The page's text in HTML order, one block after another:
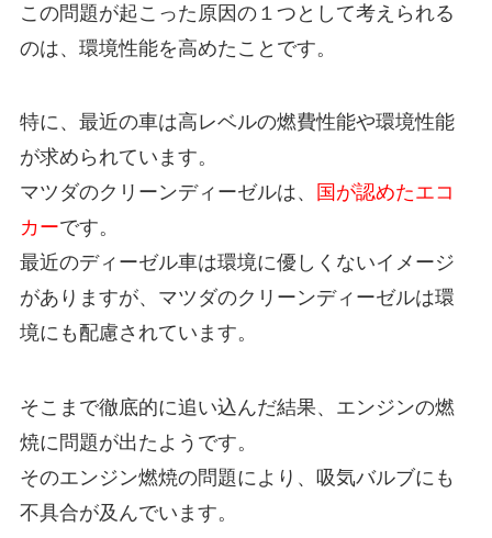
この問題が起こった原因の１つとして考えられる
のは、環境性能を高めたことです。
特に、最近の車は高レベルの燃費性能や環境性能
が求められています。
マツダのクリーンディーゼルは、
国が認めたエコ
カーです。
最近のディーゼル車は環境に優しくないイメージ
がありますが、マツダのクリーンディーゼルは環
境にも配慮されています。
そこまで徹底的に追い込んだ結果、エンジンの燃
焼に問題が出たようです。
そのエンジン燃焼の問題により、吸気バルブにも
不具合が及んでいます。